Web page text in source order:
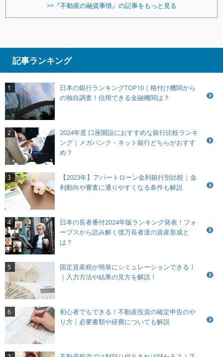
>>『不動産の融資事情』の記事をもっと見る
記事ランキング
1
日本の銀行ランキングTOP10｜格付け機関から
の独自調査！信用できる金融機関は？
2
2024年度 口座開設におすすめな銀行比較ランキ
ング｜メガバンク・ネット銀行どちらがおすす
め？
3
【2023年】アパートローン金利銀行別比較｜金
利動向や審査に通りやすくなる条件も解説
4
日本の長者番付2024年版ランキング発表！フォ
ーブスから読み解く億万長者達の資産形成と
は？
5
固定資産税が簡単にシミュレーションできる！
｜入力方法や結果の見方を解説！
6
初心者でもできる！不動産投資の確定申告のや
り方｜必要書類や経費についても解説